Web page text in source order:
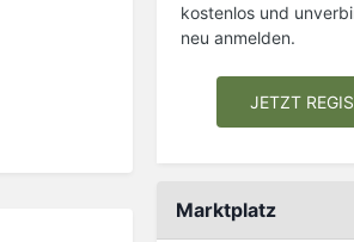
kostenlos und
neu anmelden.
JETZT
Marktplatz